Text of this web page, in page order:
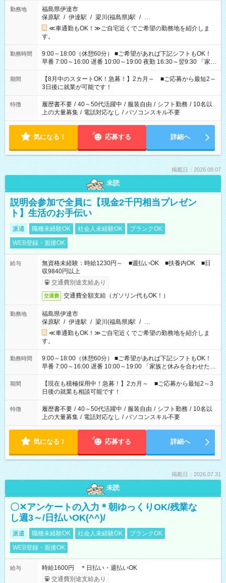
勤務地
福島県伊達市
保原駅 / 伊達駅 / 梁川(福島県)駅 / …
≪車通勤もOK！≫ご自宅近くでご希望の勤務地を紹介しま
す。
勤務時間
9:00～18:00（休憩60分） ■ご希望があれば下記シフトもOK！
早番 7:00～16:00 遅番 10:00～19:00 夜勤 16:30～翌9:30 「家族
と休みを合わせたい」 「余裕を持って夕飯の準備がしたい」
「できれば残業はしたくない」 など、ご希望を教えてください
ね。 ※Wワーク希望の方へ 今ご覧のお仕事で希望する勤務時間
と、もう1つのお仕事の勤務時間。 合計で週40時間を超える場
合は応募できません。
期間
【8月中のスタートOK！急募！】2カ月～ ■ご応募から最短2～
3日後に就業が可能です！
特徴 履歴書不要 / 40～50代活躍中 / 服装自由 / シフト勤務 / 10名以
上の大量募集 / 電話対応なし / パソコンスキル不要
気になる！ 応募する 詳細へ
掲載日：2026.08.07
未読
説明会参加で全員に【現金2千円相当プレゼン
ト】生活のお手伝い
派遣 職種未経験OK 社会人未経験OK
ブランクOK
WEB登録・面接OK
給与
無資格未経験：時給1230円～ ■週払いOK ■扶養内OK ■日
収9840円以上
交通費別途支給あり
交通費 交通費全額支給（ガソリン代もOK！）
勤務地
福島県伊達市
保原駅 / 伊達駅 / 梁川(福島県)駅 / …
≪車通勤もOK！≫ご自宅近くでご希望の勤務地を紹介しま
す。
勤務時間
9:00～18:00（休憩60分） ■ご希望があれば下記シフトもOK！
早番 7:00～16:00 遅番 10:00～19:00 「家族と休みを合わせた
い」 「余裕を持って夕飯の準備がしたい」 「できれば残業はし
たくない」 など、ご希望を教えてくださいね。 ※Wワーク希望
の方へ 今ご覧のお仕事で希望する勤務時間と、もう1つのお仕事
の勤務時間。 合計で週40時間を超える場合は応募できません。
期間
【現在も積極採用中！急募！】2カ月～ ■ご応募から最短2～3
日後の就業も相談可能です！
特徴 履歴書不要 / 40～50代活躍中 / 服装自由 / シフト勤務 / 10名以
上の大量募集 / 電話対応なし / パソコンスキル不要
気になる！ 応募する 詳細へ
掲載日：2026.07.31
未読
〇✕アンケートの入力＊朝ゆっくりOK/残業な
し週3～/日払いOK(^^)/
派遣 職種未経験OK 社会人未経験OK
ブランクOK
WEB登録・面接OK
給与
時給1600円 ＊日払い・週払いOK
交通費別途支給あり